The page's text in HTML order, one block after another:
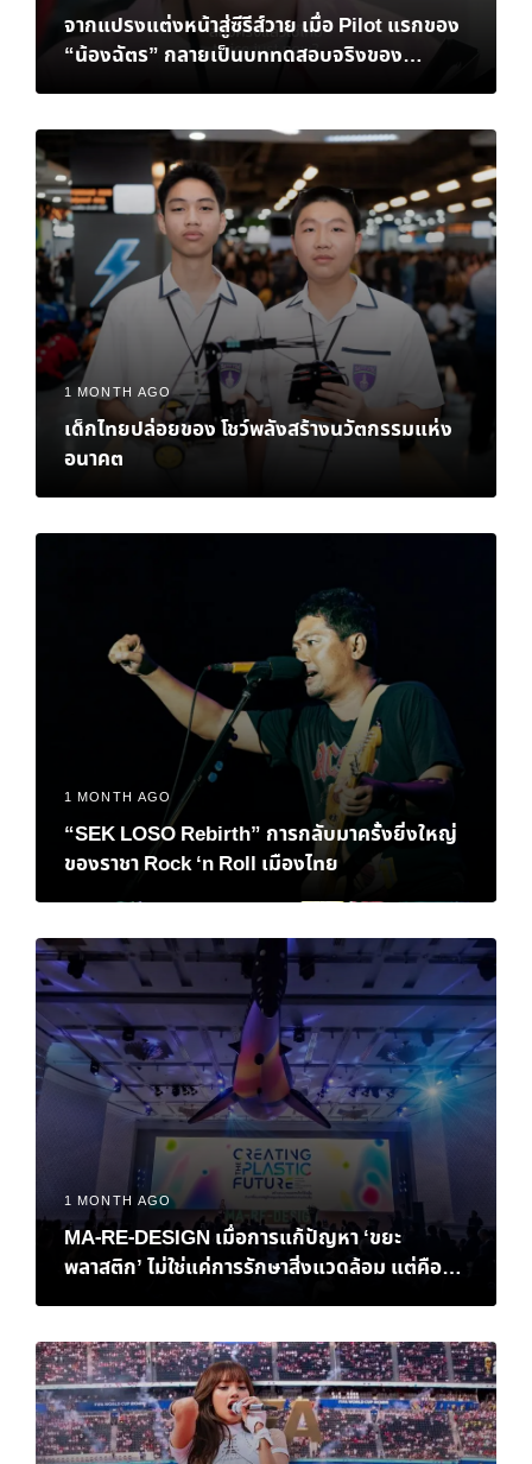
จากแปรงแต่งหน้าสู่ซีรีส์วาย เมื่อ Pilot แรกของ
“น้องฉัตร” กลายเป็นบททดสอบจริงของ
1 MONTH AGO
เด็กไทยปล่อยของ โชว์พลังสร้างนวัตกรรมแห่ง
อนาคต
1 MONTH AGO
“SEK LOSO Rebirth” การกลับมาครั้งยิ่งใหญ่
ของราชา Rock ‘n Roll เมืองไทย
1 MONTH AGO
MA-RE-DESIGN เมื่อการแก้ปัญหา ‘ขยะ
พลาสติก’ ไม่ใช่แค่การรักษาสิ่งแวดล้อม แต่คือ